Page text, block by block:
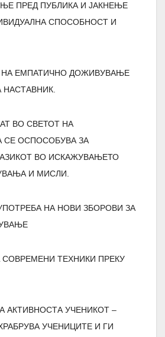
ПРЕД ПУБЛИКА И ЈАКНЕЊЕ
СПОСОБНОСТ И
ЕМПАТИЧНО ДОЖИВУВАЊЕ
НАСТАВНИК.
ВО СВЕТОТ НА
СЕ ОСПОСОБУВА ЗА
ВО ИСКАЖУВАЊЕТО
И МИСЛИ.
НА НОВИ ЗБОРОВИ ЗА
ТЕХНИКИ ПРЕКУ
АКТИВНОСТА УЧЕНИКОТ –
УЧЕНИЦИТЕ И ГИ